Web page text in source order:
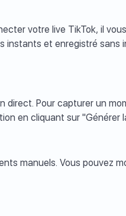
votre live TikTok, il
instants et enregistré sans
Pour capturer un
en cliquant sur "Générer
manuels. Vous pouvez